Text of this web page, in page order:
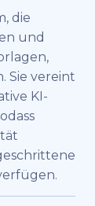
die
und
Sie vereint
KI-